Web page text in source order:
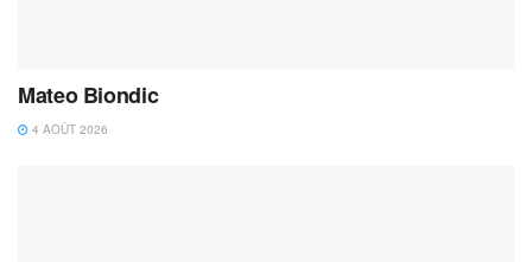
Mateo Biondic
4 AOÛT 2026